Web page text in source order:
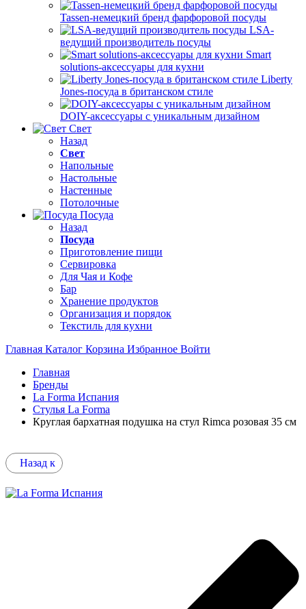
Tassen-немецкий бренд фарфоровой посуды
LSA-
ведущий производитель посуды
Smart
solutions-аксессуары для кухни
Liberty
Jones-посуда в британском стиле
DOIY-аксессуары с уникальным дизайном
Свет
Назад
Свет
Напольные
Настольные
Настенные
Потолочные
Посуда
Назад
Посуда
Приготовление пищи
Сервировка
Для Чая и Кофе
Бар
Хранение продуктов
Организация и порядок
Текстиль для кухни
Главная Каталог Корзина Избранное Войти
Главная
Бренды
La Forma Испания
Стулья La Forma
Круглая бархатная подушка на стул Rimca розовая 35 см
Назад к